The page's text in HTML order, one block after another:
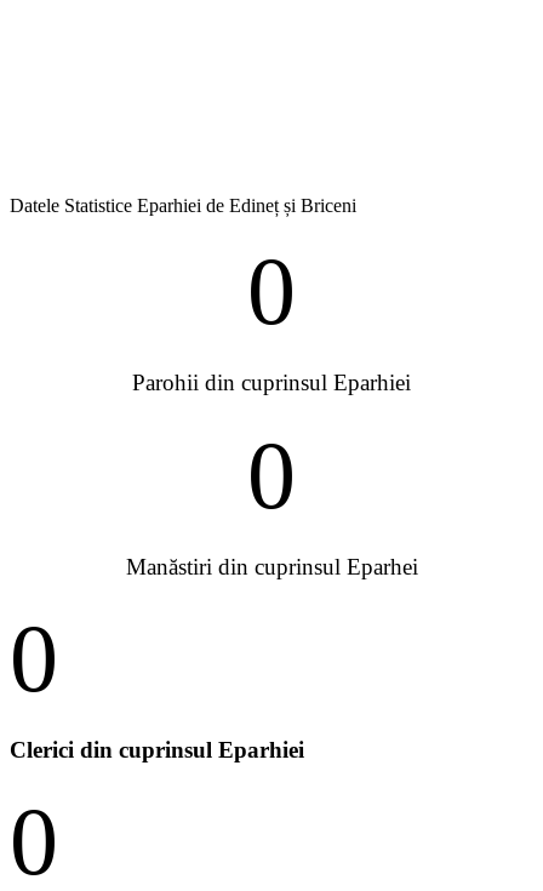
Datele Statistice Eparhiei de Edineț și Briceni
0
Parohii din cuprinsul Eparhiei
0
Manăstiri din cuprinsul Eparhei
0
Clerici din cuprinsul Eparhiei
0